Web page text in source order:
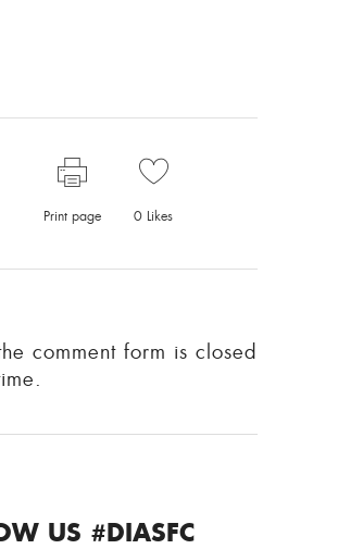
Print page 0 Likes
comment form is closed
US #DIASFC